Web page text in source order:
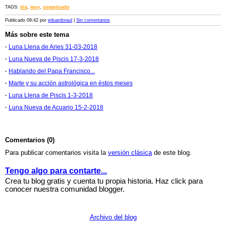
TAGS: dia, muy, complicado
Publicado 09:42 por eduardoraul Sin comentarios
Más sobre este tema
· Luna Llena de Aries 31-03-2018
· Luna Nueva de Piscis 17-3-2018
· Hablando del Papa Francisco...
· Marte y su acción astrológica en éstos meses
· Luna Llena de Piscis 1-3-2018
· Luna Nueva de Acuario 15-2-2018
Comentarios (0)
Para publicar comentarios visita la versión clásicade este blog.
Tengo algo para contarte...
Crea tu blog gratis y cuenta tu propia historia. Haz click para
conocer nuestra comunidad blogger.
Archivo del blog